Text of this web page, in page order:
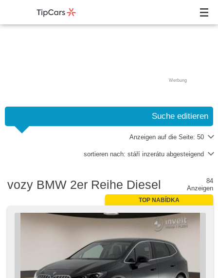
Werbung
Suche editieren
Anzeigen auf die Seite: 50
sortieren nach: stáří inzerátu abgesteigend
vozy BMW 2er Reihe Diesel
84
Anzeigen
TOP NABÍDKA